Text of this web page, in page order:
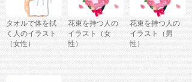
タオルで体を拭
く人のイラスト
（女性）
花束を持つ人の
イラスト（女
性）
花束を持つ人の
イラスト（男
性）